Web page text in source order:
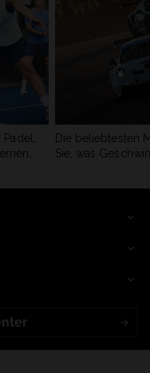
Padel.
Die beliebtesten
Sie, was